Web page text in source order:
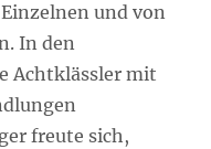
und von
In den
Achtklässler mit
freute sich,